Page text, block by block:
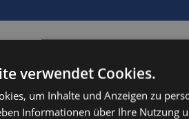
verwendet Cookies.
um Inhalte und Anzeigen zu
Informationen über Ihre Nutzung